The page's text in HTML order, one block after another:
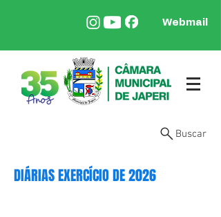
Webmail
Buscar
DIÁRIAS EXERCÍCIO DE 2026